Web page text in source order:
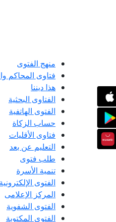
منهج الفتوى
فتاوى المحاكم
هذا ديننا
الفتاوى البحثية
الفتوى الهاتفية
حساب الزكاة
فتاوى الأقليات
التعليم عن بعد
طلب فتوى
تنمية الأسرة
الفتوى الإلكترونية
المركز الإعلامى
الفتوى الشفوية
الفتوى المكتوبة